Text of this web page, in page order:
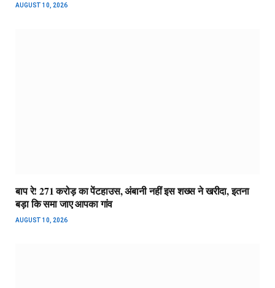
AUGUST 10, 2026
बाप रे! 271 करोड़ का पेंटहाउस, अंबानी नहीं इस शख्स ने खरीदा, इतना
बड़ा कि समा जाए आपका गांव
AUGUST 10, 2026